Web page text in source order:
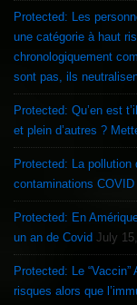
Protected: Les
une catégorie à haut
chronologiquement
sont pas, ils
Protected: Qu’en est
et plein d’autres ?
Protected: La pollution
contaminations
Protected: En
un an de Covid July
Protected: Le
risques alors que